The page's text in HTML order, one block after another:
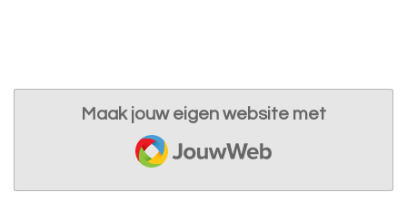
Maak jouw eigen website met
JouwWeb